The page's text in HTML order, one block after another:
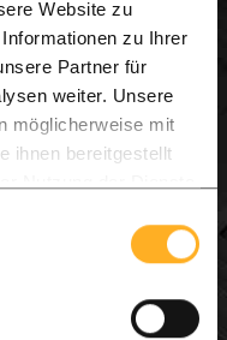
Website zu
zu Ihrer
Partner für
weiter. Unsere
möglicherweise mit
ihnen bereitgestellt
Ons
volledig CO2-
Ipé hardhout is
bossen.
Hiermee